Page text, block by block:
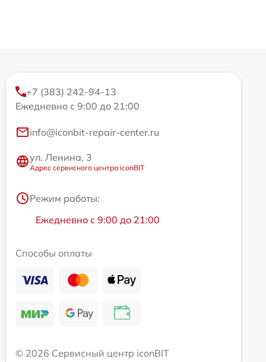
+7 (383) 242-94-13
Ежедневно с 9:00 до 21:00
info@iconbit-repair-center.ru
ул. Ленина, 3
Адрес сервисного центра iconBIT
Режим работы:
Ежедневно с 9:00 до 21:00
Способы оплаты
© 2026 Сервисный центр iconBIT